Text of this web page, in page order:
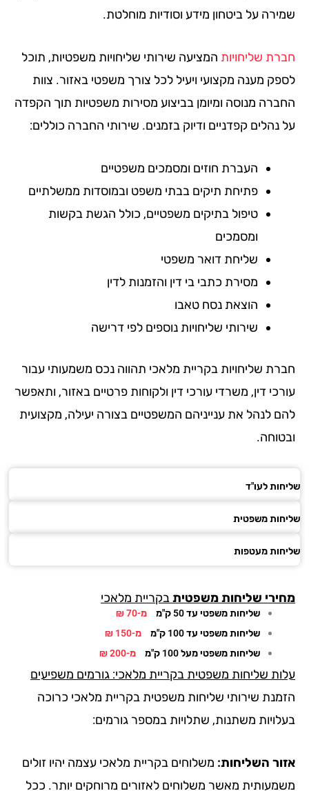
על ביטחון מידע וסודיות מוחלטת.
שליחויותהמציעה שירותי שליחויות משפטיות, תוכל
מענה מקצועי ויעיל לכל צורך משפטי באזור. צוות
מנוסה ומיומן בביצוע מסירות משפטיות תוך הקפדה
נהלים קפדניים ודיוק בזמנים. שירותי החברה כוללים:
העברת חוזים ומסמכים משפטיים
פתיחת תיקים בבתי משפט ובמוסדות ממשלתיים
טיפול בתיקים משפטיים, כולל הגשת בקשות
ומסמכים
שליחת דואר משפטי
מסירת כתבי בי דין והזמנות לדין
הוצאת נסח טאבו
שירותי שליחויות נוספים לפי דרישה
שליחויות בקריית מלאכי תהווה נכס משמעותי עבור
דין, משרדי עורכי דין ולקוחות פרטיים באזור, ותאפשר
לנהל את ענייניהם המשפטיים בצורה יעילה, מקצועית
לעו"ד
משפטית
מעטפות
שליחות משפטית בקריית מלאכי
שליחות משפטי עד 50 ק"מ
מ-70 ₪
שליחות משפטי עד 100 ק"מ
מ-150 ₪
שליחות משפטי מעל 100 ק"מ
מ-200 ₪
שליחות משפטית בקריית מלאכי: גורמים משפיעים
שירותי שליחות משפטית בקריית מלאכי כרוכה
משתנות, שתלויות במספר גורמים:
השליחות:משלוחים בקריית מלאכי עצמה יהיו זולים
מאשר משלוחים לאזורים מרוחקים יותר. ככל